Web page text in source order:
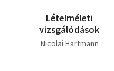
Lételméleti
vizsgálódások
Nicolai Hartmann